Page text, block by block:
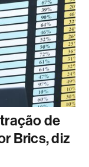
de
Brics, diz